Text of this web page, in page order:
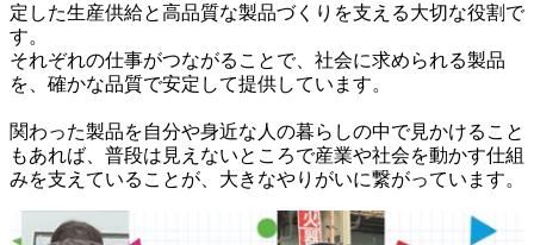
定した生産供給と高品質な製品づくりを支える大切な役割で
す。
それぞれの仕事がつながることで、社会に求められる製品
を、確かな品質で安定して提供しています。
関わった製品を自分や身近な人の暮らしの中で見かけること
もあれば、普段は見えないところで産業や社会を動かす仕組
みを支えていることが、大きなやりがいに繋がっています。